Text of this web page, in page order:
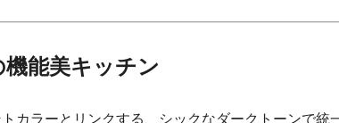
能美キッチン
カラーとリンクする、シックなダークトーンで統